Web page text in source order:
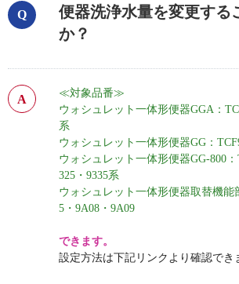
便器洗浄水量を変更する
か？
≪対象品番≫
ウォシュレット一体形便器GGA：
系
ウォシュレット一体形便器GG：
ウォシュレット一体形便器GG-800
325・9335系
ウォシュレット一体形便器取替機能
5・9A08・9A09
できます。
設定方法は下記リンクより確認でき